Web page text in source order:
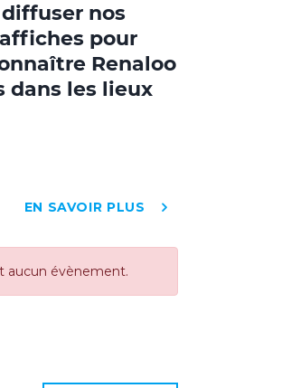
nos
pour
Renaloo
dans les lieux
EN SAVOIR PLUS
aucun évènement.